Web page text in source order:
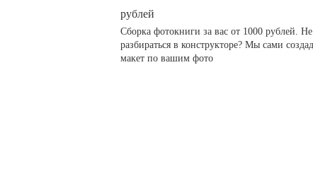
рублей
Сборка фотокниги за вас от 1000 рублей. Не
разбираться в конструкторе? Мы сами
макет по вашим фото